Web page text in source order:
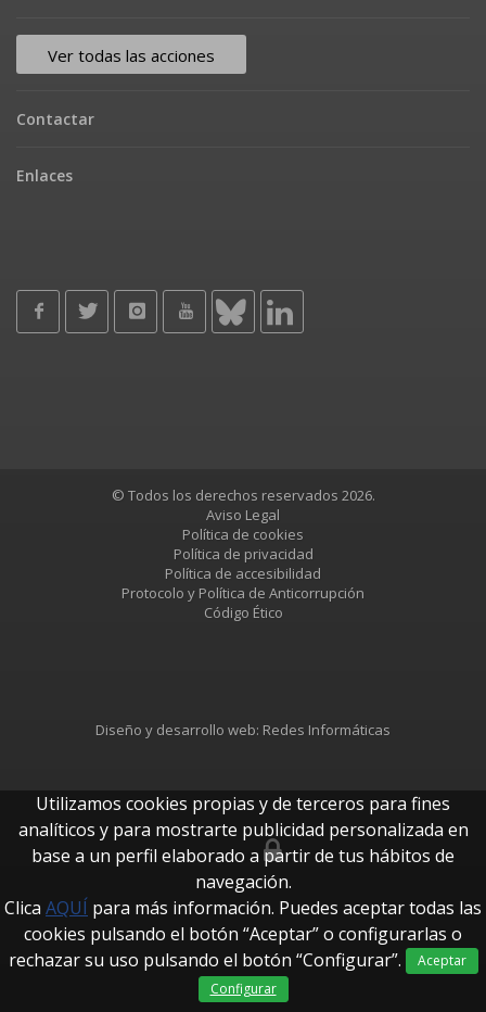
Ver todas las acciones
Contactar
Enlaces
© Todos los derechos reservados 2026.
Aviso Legal
Política de cookies
Política de privacidad
Política de accesibilidad
Protocolo y Política de Anticorrupción
Código Ético
Diseño y desarrollo web: Redes Informáticas
btUpdate
Utilizamos cookies propias y de terceros para fines
analíticos y para mostrarte publicidad personalizada en
base a un perfil elaborado a partir de tus hábitos de
navegación.
Clica AQUÍ para más información. Puedes aceptar todas las
cookies pulsando el botón “Aceptar” o configurarlas o
rechazar su uso pulsando el botón “Configurar”.
Aceptar
Configurar